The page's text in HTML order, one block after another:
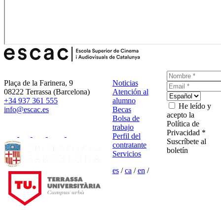
Plaça de la Farinera, 9
08222 Terrassa (Barcelona)
+34 937 361 555
info@escac.es
Noticias
Atención al
alumno
Becas
Bolsa de
trabajo
Perfil del
contratante
Servicios
es/ca /en /
He leído y
acepto la
Política de
Privacidad *
Suscríbete al
boletín